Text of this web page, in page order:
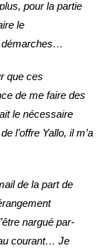
pour la partie
le
démarches…
que ces
de me faire des
le nécessaire
l’offre Yallo, il m’a
de la part de
nargué par-
courant… Je